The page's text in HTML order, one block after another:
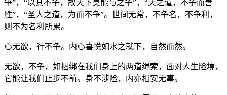
争”，“以其不争，故天下莫能与之争”，“天之道，不争而善
胜”，“圣人之道，为而不争”。世间无常，不争名，不争利，
则不为名利所累。
心无欲，行不争。内心喜悦如水之就下，自然而然。
无欲，不争，如捆绑在我们身上的两道绳索，面对人生险境，
它能让我们止步不前。身不涉险，内亦相安无事。